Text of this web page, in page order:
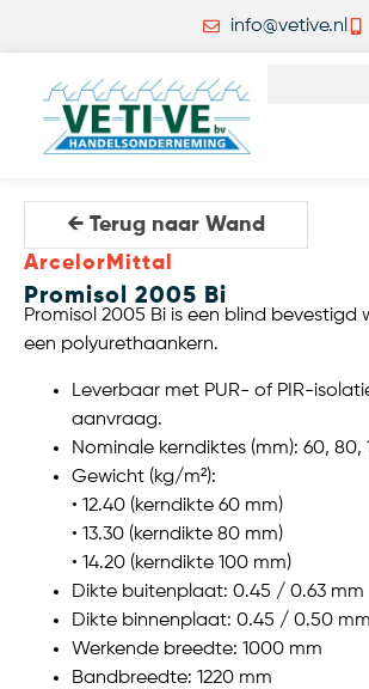
info@vetive.nl
← Terug naar Wand
ArcelorMittal
Promisol 2005 Bi
Promisol 2005 Bi is een blind bevestigd
een polyurethaankern.
Leverbaar met PUR- of PIR-
aanvraag.
Nominale kerndiktes (mm): 60, 80,
Gewicht (kg/m²):
• 12.40 (kerndikte 60 mm)
• 13.30 (kerndikte 80 mm)
• 14.20 (kerndikte 100 mm)
Dikte buitenplaat: 0.45 / 0.63 mm
Dikte binnenplaat: 0.45 / 0.50 mm
Werkende breedte: 1000 mm
Bandbreedte: 1220 mm